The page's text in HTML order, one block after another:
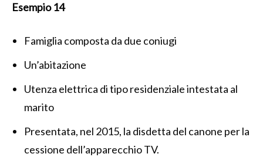
Esempio 14
Famiglia composta da due coniugi
Un’abitazione
Utenza elettrica di tipo residenziale intestata al
marito
Presentata, nel 2015, la disdetta del canone per la
cessione dell’apparecchio TV.